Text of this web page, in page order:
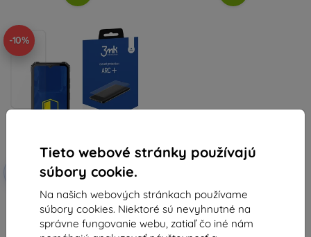
Tieto webové stránky používajú
súbory cookie.
Na našich webových stránkach používame
súbory cookies. Niektoré sú nevyhnutné na
správne fungovanie webu, zatiaľ čo iné nám
-10%
Zľava s
kupónom
EXTRA10
3mk ARC+ ochranná fólia pre
Oukitel WP28/28E/28S
9,90 €